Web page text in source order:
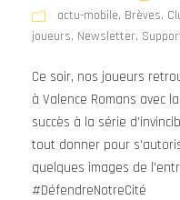
actu-mobile, Brèves,
joueurs, Newsletter,
Ce soir, nos joueurs
à Valence Romans avec
succès à la série
tout donner pour
quelques images de
#DéfendreNotreCité